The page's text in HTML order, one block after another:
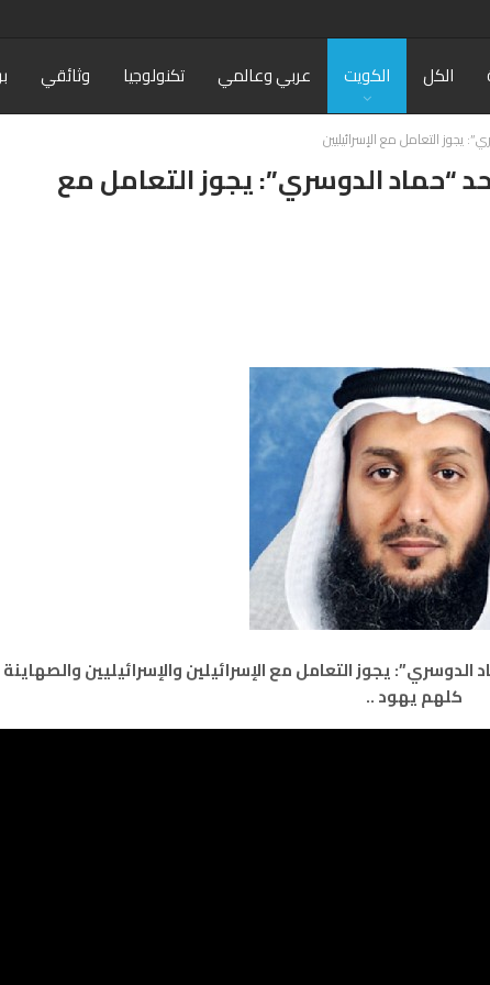
الكل الكويت عربي وعالمي تكنولوجيا وثائقي
يجوز التعامل مع الإسرائيليين
“حماد الدوسري”: يجوز التعامل مع
يجوز التعامل مع الإسرائيلين والإسرائيليين والصهاينة
كلهم يهود ..